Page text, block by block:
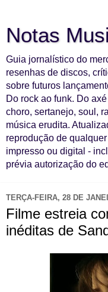
Notas
Guia jornalístico do
resenhas de discos,
sobre futuros
Do rock ao funk. Do
choro, sertanejo, soul,
música erudita.
reprodução de
impresso ou digital -
prévia autorização do
TERÇA-FEIRA, 28 DE
Filme estreia
inéditas de